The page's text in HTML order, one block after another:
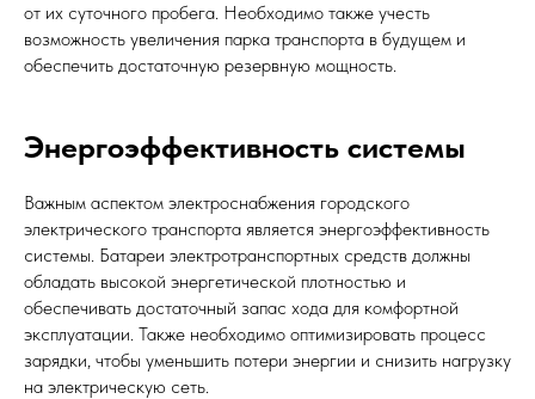
от их суточного пробега. Необходимо также учесть
возможность увеличения парка транспорта в будущем и
обеспечить достаточную резервную мощность.
Энергоэффективность системы
Важным аспектом электроснабжения городского
электрического транспорта является энергоэффективность
системы. Батареи электротранспортных средств должны
обладать высокой энергетической плотностью и
обеспечивать достаточный запас хода для комфортной
эксплуатации. Также необходимо оптимизировать процесс
зарядки, чтобы уменьшить потери энергии и снизить нагрузку
на электрическую сеть.